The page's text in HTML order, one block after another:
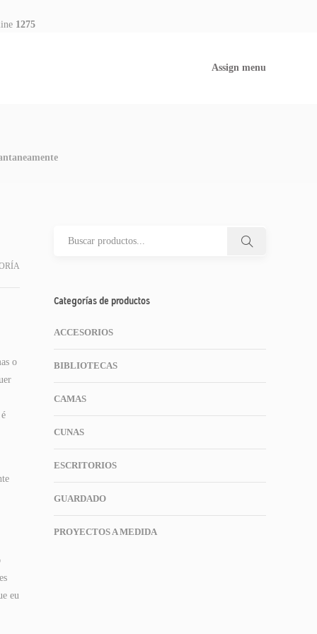
1275
Assign menu
o
eu
Categorías de productos
ACCESORIOS
BIBLIOTECAS
CAMAS
CUNAS
ESCRITORIOS
GUARDADO
PROYECTOS A MEDIDA